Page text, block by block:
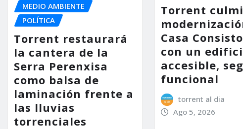
MEDIO AMBIENTE
POLÍTICA
Torrent restaurará
la cantera de la
Serra Perenxisa
como balsa de
laminación frente a
las lluvias
torrenciales
Torrent
Casa
con un
accesible,
funcional
torrent al dia
Ago 5, 2026